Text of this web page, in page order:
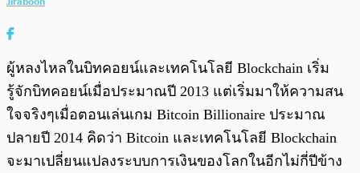
ผู้หลงไหลในบิทคอยน์และเทคโนโลยี Blockchain เริ่ม
รู้จักบิทคอยน์เมื่อประมาณปี 2013 แต่เริ่มมาให้ความสน
ใจจริงๆเมื่อตอนเล่นเกม Bitcoin Billionaire ประมาณ
ปลายปี 2014 คิดว่า Bitcoin และเทคโนโลยี Blockchain
จะมาเปลี่ยนแปลงระบบการเงินของโลกในอีกไม่กี่ปีข้าง